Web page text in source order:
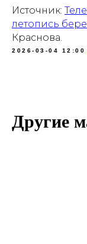
Источник:
летопись
Краснова.
2026-03-04 12:00
Другие